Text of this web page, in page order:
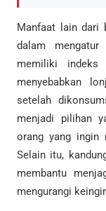
Manfaat lain dari
dalam
memiliki
menyebabkan
setelah
menjadi pilihan
orang yang ingin
Selain itu,
membantu
mengurangi